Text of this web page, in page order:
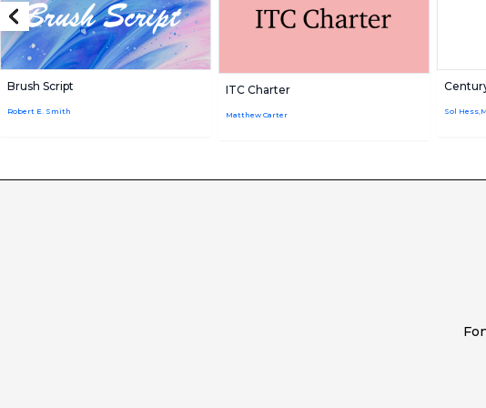
Brush Script
Robert E. Smith
ITC Charter
Matthew Carter Sol